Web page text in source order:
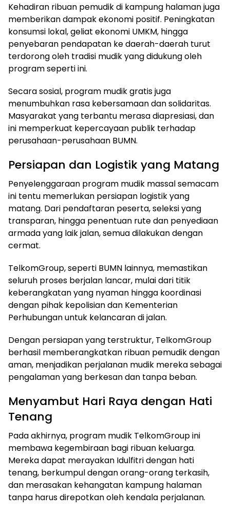
Kehadiran ribuan pemudik di kampung halaman juga
memberikan dampak ekonomi positif. Peningkatan
konsumsi lokal, geliat ekonomi UMKM, hingga
penyebaran pendapatan ke daerah-daerah turut
terdorong oleh tradisi mudik yang didukung oleh
program seperti ini.
Secara sosial, program mudik gratis juga
menumbuhkan rasa kebersamaan dan solidaritas.
Masyarakat yang terbantu merasa diapresiasi, dan
ini memperkuat kepercayaan publik terhadap
perusahaan-perusahaan BUMN.
Persiapan dan Logistik yang Matang
Penyelenggaraan program mudik massal semacam
ini tentu memerlukan persiapan logistik yang
matang. Dari pendaftaran peserta, seleksi yang
transparan, hingga penentuan rute dan penyediaan
armada yang laik jalan, semua dilakukan dengan
cermat.
TelkomGroup, seperti BUMN lainnya, memastikan
seluruh proses berjalan lancar, mulai dari titik
keberangkatan yang nyaman hingga koordinasi
dengan pihak kepolisian dan Kementerian
Perhubungan untuk kelancaran di jalan.
Dengan persiapan yang terstruktur, TelkomGroup
berhasil memberangkatkan ribuan pemudik dengan
aman, menjadikan perjalanan mudik mereka sebagai
pengalaman yang berkesan dan tanpa beban.
Menyambut Hari Raya dengan Hati
Tenang
Pada akhirnya, program mudik TelkomGroup ini
membawa kegembiraan bagi ribuan keluarga.
Mereka dapat merayakan Idulfitri dengan hati
tenang, berkumpul dengan orang-orang terkasih,
dan merasakan kehangatan kampung halaman
tanpa harus direpotkan oleh kendala perjalanan.